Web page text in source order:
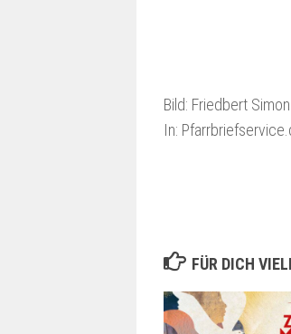
Bild: Friedbert Simon
In:
FÜR DICH